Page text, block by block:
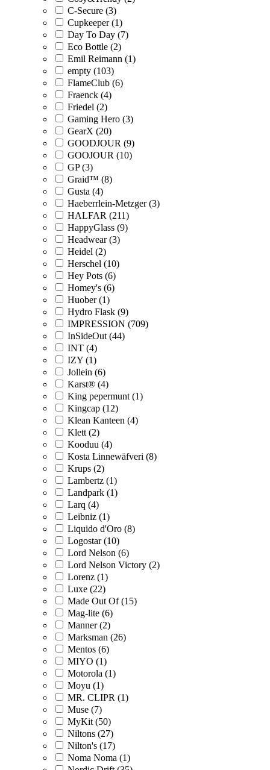
C-Secure (3)
Cupkeeper (1)
Day To Day (7)
Eco Bottle (2)
Emil Reimann (1)
empty (103)
FlameClub (6)
Fraenck (4)
Friedel (2)
Gaming Hero (3)
GearX (20)
GOODJOUR (9)
GOOJOUR (10)
GP (3)
Graid™ (8)
Gusta (4)
Haeberrlein-Metzger (3)
HALFAR (211)
HappyGlass (9)
Headwear (3)
Heidel (2)
Herschel (10)
Hey Pots (6)
Homey's (6)
Huober (1)
Hydro Flask (9)
IMPRESSION (709)
InSideOut (44)
INT (4)
IZY (1)
Jollein (6)
Karst® (4)
King pepermunt (1)
Kingcap (12)
Klean Kanteen (4)
Klett (2)
Kooduu (4)
Kosta Linnewäfveri (8)
Krups (2)
Lambertz (1)
Landpark (1)
Larq (4)
Leibniz (1)
Liquido d'Oro (8)
Logostar (10)
Lord Nelson (6)
Lord Nelson Victory (2)
Lorenz (1)
Luxe (22)
Made Out Of (15)
Mag-lite (6)
Manner (2)
Marksman (26)
Mentos (6)
MIYO (1)
Motorola (1)
Moyu (1)
MR. CLIPR (1)
Muse (7)
MyKit (50)
Niltons (27)
Nilton's (17)
Noma Noma (1)